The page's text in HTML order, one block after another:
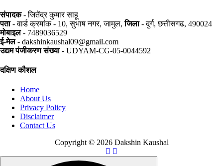
संपादक- जितेंद्र कुमार साहू
पता- वार्ड क्रमांक - 10, सुभाष नगर, जामुल,जिला- दुर्ग, छत्तीसगढ, 490024
मोबाइल- 7489036529
ई-मेल- dakshinkaushal09@gmail.com
उद्यम पंजीकरण संख्या- UDYAM-CG-05-0044592
दक्षिण कौशल
Home
About Us
Privacy Policy
Disclaimer
Contact Us
Copyright © 2026 Dakshin Kaushal